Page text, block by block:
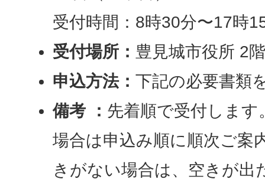
受付時間：8時30分〜17時
受付場所： 豊見城市役所 2
申込方法：下記の必要書類
備考 ： 先着順で受付しま
場合は申込み順に順次ご案
きがない場合は、空きが出